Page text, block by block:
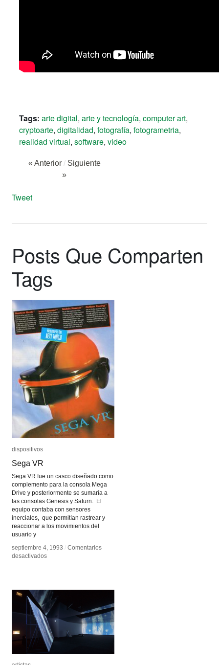
Tags: arte digital, arte y tecnología, computer art,
cryptoarte, digitalidad, fotografía, fotogrametria,
realidad virtual, software, video
« Anterior / Siguiente
»
Tweet
Posts Que Comparten
Tags
dispositivos
Sega VR
Sega VR fue un casco diseñado como
complemento para la consola Mega
Drive y posteriormente se sumaría a
las consolas Genesis y Saturn. El
equipo contaba con sensores
inerciales, que permitían rastrear y
reaccionar a los movimientos del
usuario y
septiembre 4, 1993 / Comentarios
desactivadosen
dispositivos
Sega VR
septiembre 4, 1993 / Comentarios
desactivadosen